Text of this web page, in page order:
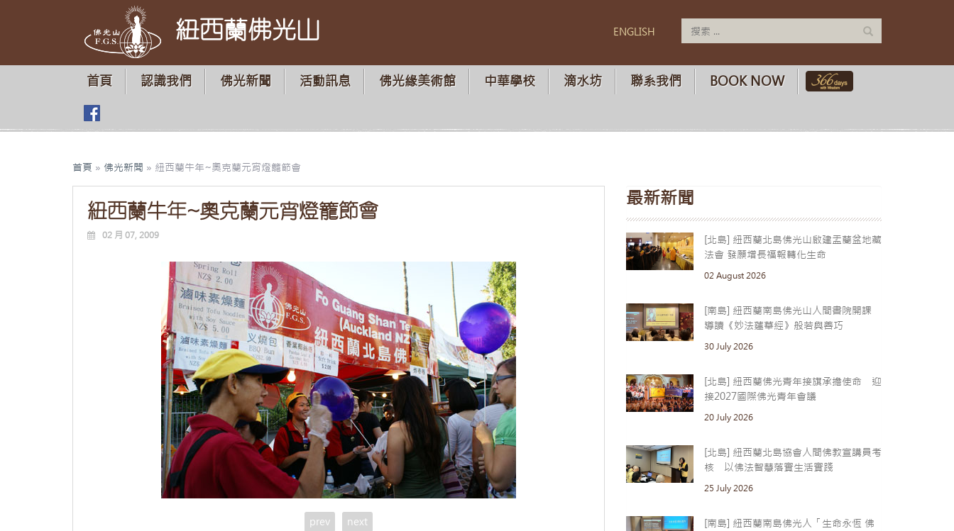
紐西蘭佛光山 ENGLISH
首頁 認識我們 佛光新聞 活動訊息 佛光緣美術館 中華學校 滴水坊 聯系我們 BOOK NOW
首頁 » 佛光新聞 » 紐西蘭牛年~奧克蘭元宵燈籠節會
紐西蘭牛年~奧克蘭元宵燈籠節會
02 月 07, 2009
prev next
最新新聞
[北島] 紐西蘭北島佛光山啟建盂蘭盆地藏
法會 發願增長福報轉化生命
02 August 2026
[南島] 紐西蘭南島佛光山人間書院開課
導讀《妙法蓮華經》般若與善巧
30 July 2026
[北島] 紐西蘭佛光青年接旗承擔使命 迎
接2027國際佛光青年會議
20 July 2026
[北島] 紐西蘭北島協會人間佛教宣講員考
核 以佛法智慧落實生活實踐
25 July 2026
[南島] 紐西蘭南島佛光人「生命永恆 佛